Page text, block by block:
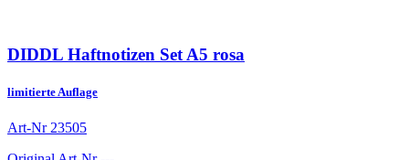
DIDDL Haftnotizen Set A5 rosa
limitierte Auflage
Art-Nr23505